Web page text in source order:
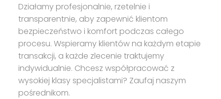
Działamy profesjonalnie, rzetelnie i
transparentnie, aby zapewnić klientom
bezpieczeństwo i komfort podczas całego
procesu. Wspieramy klientów na każdym etapie
transakcji, a każde zlecenie traktujemy
indywidualnie. Chcesz współpracować z
wysokiej klasy specjalistami? Zaufaj naszym
pośrednikom.